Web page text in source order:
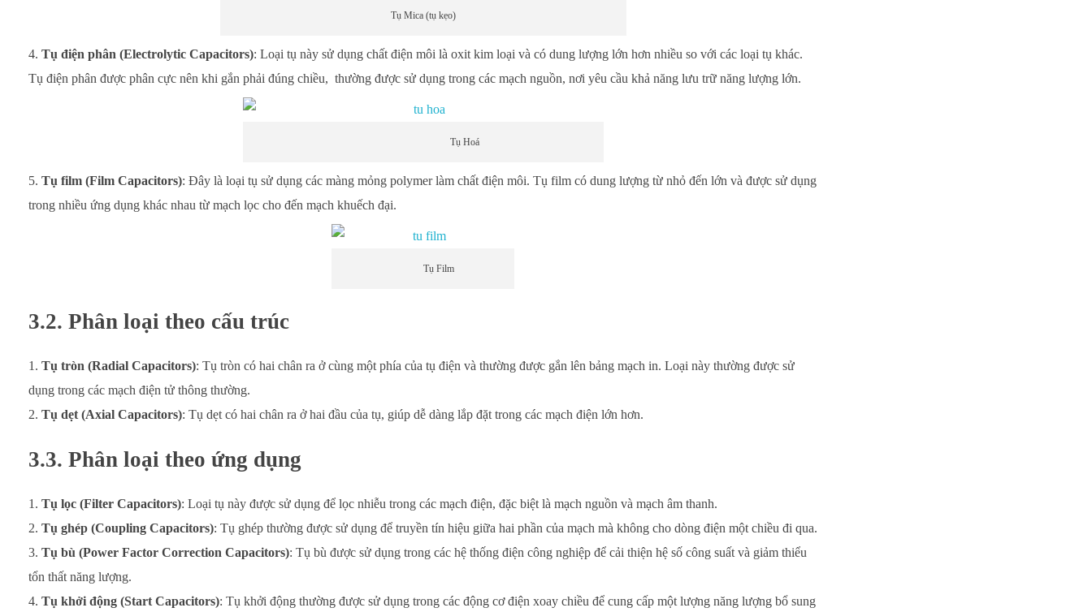
Tụ Mica (tụ kẹo)
Tụ điện phân (Electrolytic Capacitors): Loại tụ này sử dụng chất điện môi là oxit kim loại và có dung lượng lớn hơn nhiều so với các loại tụ khác.
Tụ điện phân được phân cực nên khi gắn phải đúng chiều, thường được sử dụng trong các mạch nguồn, nơi yêu cầu khả năng lưu trữ năng lượng lớn.
Tụ Hoá
Tụ film (Film Capacitors): Đây là loại tụ sử dụng các màng mỏng polymer làm chất điện môi. Tụ film có dung lượng từ nhỏ đến lớn và được sử dụng
trong nhiều ứng dụng khác nhau từ mạch lọc cho đến mạch khuếch đại.
Tụ Film
3.2. Phân loại theo cấu trúc
Tụ tròn (Radial Capacitors): Tụ tròn có hai chân ra ở cùng một phía của tụ điện và thường được gắn lên bảng mạch in. Loại này thường được sử
dụng trong các mạch điện tử thông thường.
Tụ dẹt (Axial Capacitors): Tụ dẹt có hai chân ra ở hai đầu của tụ, giúp dễ dàng lắp đặt trong các mạch điện lớn hơn.
3.3. Phân loại theo ứng dụng
Tụ lọc (Filter Capacitors): Loại tụ này được sử dụng để lọc nhiễu trong các mạch điện, đặc biệt là mạch nguồn và mạch âm thanh.
Tụ ghép (Coupling Capacitors): Tụ ghép thường được sử dụng để truyền tín hiệu giữa hai phần của mạch mà không cho dòng điện một chiều đi qua.
Tụ bù (Power Factor Correction Capacitors): Tụ bù được sử dụng trong các hệ thống điện công nghiệp để cải thiện hệ số công suất và giảm thiểu
tổn thất năng lượng.
Tụ khởi động (Start Capacitors): Tụ khởi động thường được sử dụng trong các động cơ điện xoay chiều để cung cấp một lượng năng lượng bổ sung